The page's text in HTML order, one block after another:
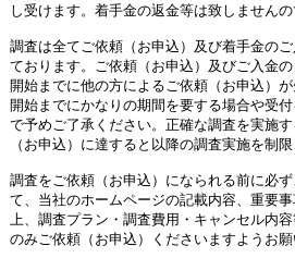
し受けます。着手金の返金等は致しませんの
調査は全てご依頼（お申込）及び着手金の
ております。ご依頼（お申込）及びご入金
開始までに他の方によるご依頼（お申込）
開始までにかなりの期間を要する場合や受
で予めご了承ください。正確な調査を実施
（お申込）に達すると以降の調査実施を制限
調査をご依頼（お申込）になられる前に必
て、当社のホームページの記載内容、重要
上、調査プラン・調査費用・キャンセル内
のみご依頼（お申込）くださいますようお願